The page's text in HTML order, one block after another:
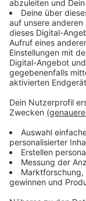
Initiative
1.250.)
Mit dem jetzt
das Land für
nachhaltig bei
Auch das
es bisher mit
Erhebung des
beschäftigt war.
Der Bund der